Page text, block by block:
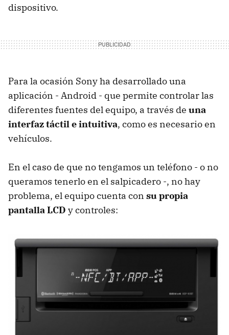
dispositivo.
Para la ocasión Sony ha desarrollado una
aplicación - Android - que permite controlar las
diferentes fuentes del equipo, a través de una
interfaz táctil e intuitiva, como es necesario en
vehículos.
En el caso de que no tengamos un teléfono - o no
queramos tenerlo en el salpicadero -, no hay
problema, el equipo cuenta con su propia
pantalla LCD y controles: